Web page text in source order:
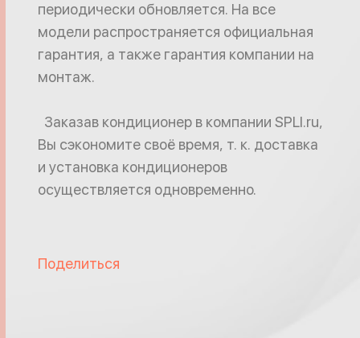
периодически обновляется. На все
модели распространяется официальная
гарантия, а также гарантия компании на
монтаж.
Заказав кондиционер в компании SPLI.ru,
Вы сэкономите своё время, т. к. доставка
и установка кондиционеров
осуществляется одновременно.
Поделиться